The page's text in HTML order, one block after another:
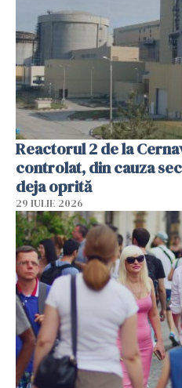
Reactorul 2 de la
controlat, din cauza
deja oprită
29 IULIE 2026